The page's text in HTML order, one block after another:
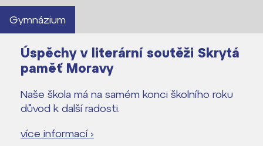
Gymnázium
Úspěchy v literární soutěži Skrytá
paměť Moravy
Naše škola má na samém konci školního roku
důvod k další radosti.
více informací ›